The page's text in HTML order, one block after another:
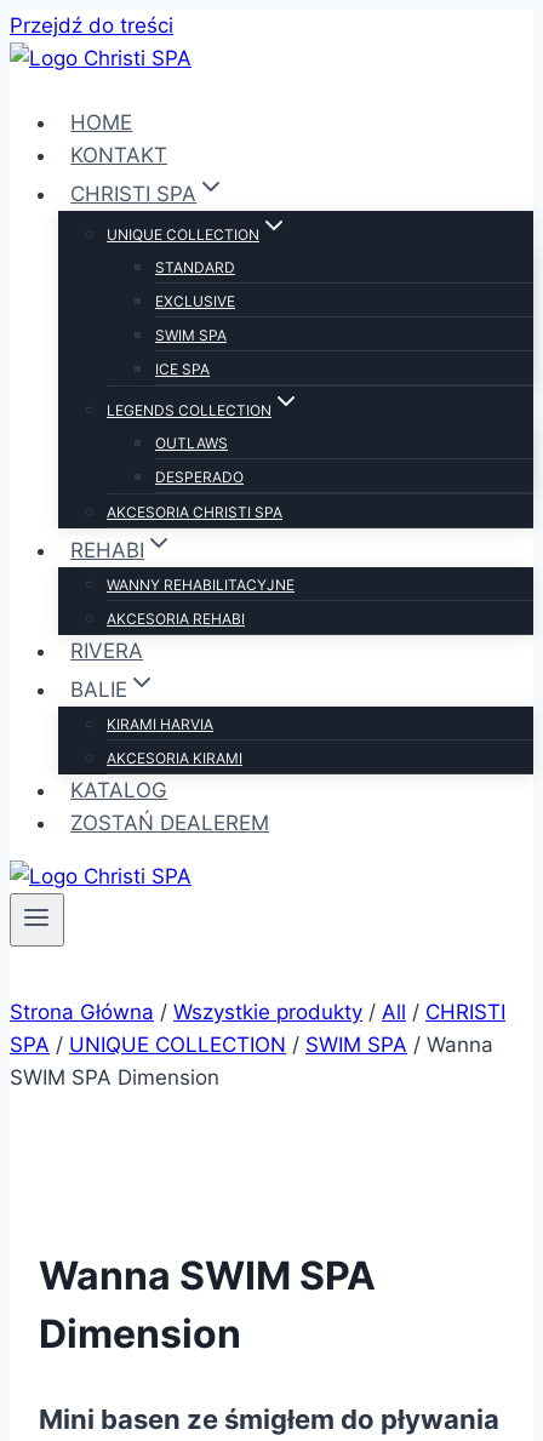
Przejdź do treści
HOME
KONTAKT
CHRISTI SPA
UNIQUE COLLECTION
STANDARD
EXCLUSIVE
SWIM SPA
ICE SPA
LEGENDS COLLECTION
OUTLAWS
DESPERADO
AKCESORIA CHRISTI SPA
REHABI
WANNY REHABILITACYJNE
AKCESORIA REHABI
RIVERA
BALIE
KIRAMI HARVIA
AKCESORIA KIRAMI
KATALOG
ZOSTAŃ DEALEREM
Strona Główna / Wszystkie produkty / All / CHRISTI
SPA / UNIQUE COLLECTION / SWIM SPA / Wanna
SWIM SPA Dimension
Wanna SWIM SPA
Dimension
Mini basen ze śmigłem do pływania